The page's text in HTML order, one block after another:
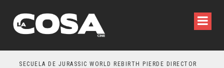
SECUELA DE JURASSIC WORLD REBIRTH PIERDE DIRECTOR